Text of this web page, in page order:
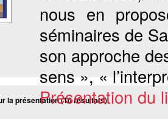
nous en
séminaires de
son approche
sens », «
Présentation du
la présentation (10 résultats)